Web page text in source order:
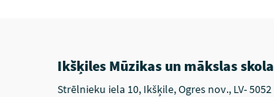
Ikšķiles Mūzikas un mākslas skola
Strēlnieku iela 10, Ikšķile, Ogres nov., LV- 5052